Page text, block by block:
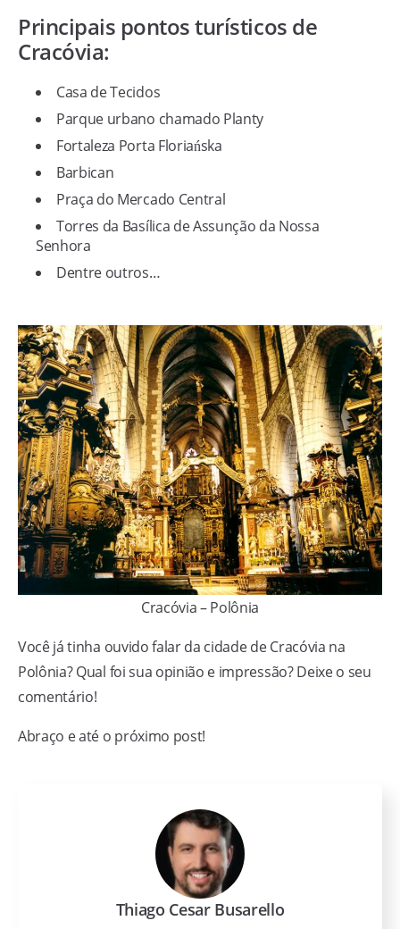
Principais pontos turísticos de
Cracóvia:
Casa de Tecidos
Parque urbano chamado Planty
Fortaleza Porta Floriańska
Barbican
Praça do Mercado Central
Torres da Basílica de Assunção da Nossa
Senhora
Dentre outros…
Cracóvia – Polônia
Você já tinha ouvido falar da cidade de Cracóvia na
Polônia? Qual foi sua opinião e impressão? Deixe o seu
comentário!
Abraço e até o próximo post!
Thiago Cesar Busarello